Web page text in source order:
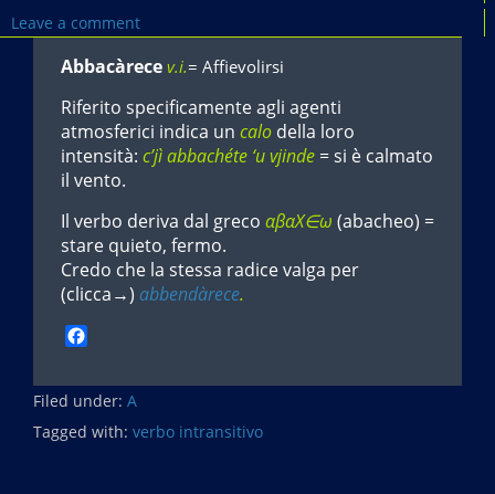
Leave a comment
Abbacàrece v.i.= Affievolirsi
Riferito specificamente agli agenti
atmosferici indica un calo della loro
intensità: c’jì abbachéte ‘u vjinde = si è calmato
il vento.
Il verbo deriva dal greco αβαΧ∈ω (abacheo) =
stare quieto, fermo.
Credo che la stessa radice valga per
(clicca→) abbendàrece.
c
e
b
o
Filed under: A
Tagged with: verbo intransitivo